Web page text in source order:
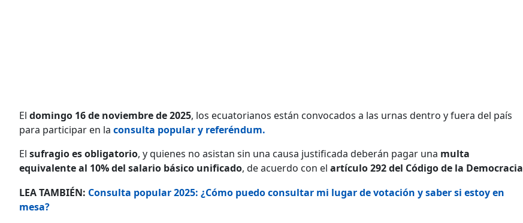
El domingo 16 de noviembre de 2025, los ecuatorianos están convocados a las urnas dentro y fuera del país
para participar en la consulta popular y referéndum.
El sufragio es obligatorio, y quienes no asistan sin una causa justificada deberán pagar una multa
equivalente al 10% del salario básico unificado, de acuerdo con el artículo 292 del Código de la Democracia
LEA TAMBIÉN: Consulta popular 2025: ¿Cómo puedo consultar mi lugar de votación y saber si estoy en
mesa?